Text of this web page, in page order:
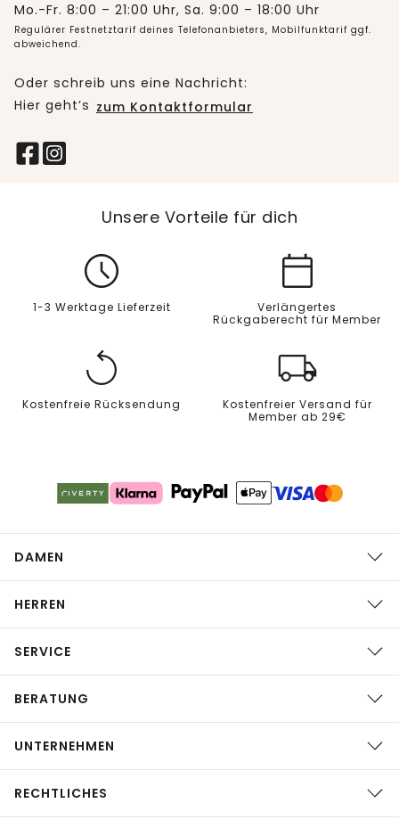
Mo.-Fr. 8:00 – 21:00 Uhr, Sa. 9:00 – 18:00 Uhr
Regulärer Festnetztarif deines Telefonanbieters, Mobilfunktarif ggf.
abweichend.
Oder schreib uns eine Nachricht:
Hier geht’s zum Kontaktformular
Unsere Vorteile für dich
1-3 Werktage Lieferzeit
Verlängertes
Rückgaberecht für Member
Kostenfreie Rücksendung
Kostenfreier Versand für
Member ab 29€
DAMEN
HERREN
SERVICE
BERATUNG
UNTERNEHMEN
RECHTLICHES